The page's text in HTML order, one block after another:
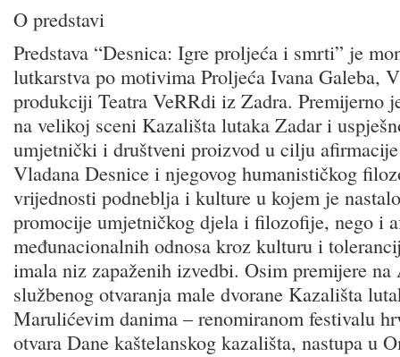
O predstavi
Predstava “Desnica: Igre proljeća i smrti” je
lutkarstva po motivima Proljeća Ivana Galeba,
produkciji Teatra VeRRdi iz Zadra. Premijerno
na velikoj sceni Kazališta lutaka Zadar i
umjetnički i društveni proizvod u cilju
Vladana Desnice i njegovog humanističkog
vrijednosti podneblja i kulture u kojem je
promocije umjetničkog djela i filozofije, nego i
međunacionalnih odnosa kroz kulturu i
imala niz zapaženih izvedbi. Osim premijere
službenog otvaranja male dvorane Kazališta
Marulićevim danima – renomiranom festivalu
otvara Dane kaštelanskog kazališta, nastupa u